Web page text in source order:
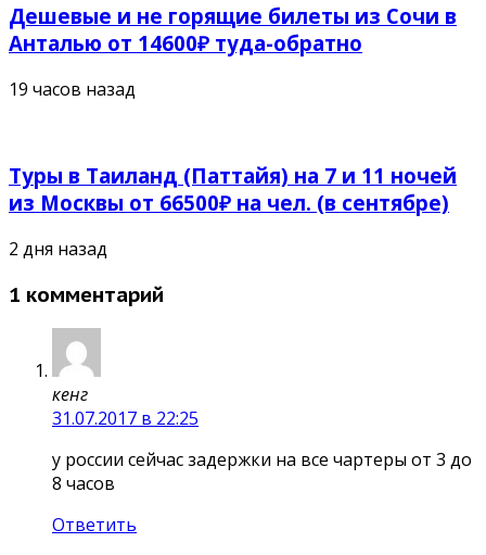
Дешевые и не горящие билеты из Сочи в
Анталью от 14600₽ туда-обратно
19 часов назад
Туры в Таиланд (Паттайя) на 7 и 11 ночей
из Москвы от 66500₽ на чел. (в сентябре)
2 дня назад
1 комментарий
кенг
31.07.2017 в 22:25
у россии сейчас задержки на все чартеры от 3 до
8 часов
Ответить